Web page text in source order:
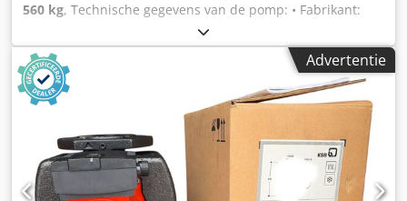
560 kg, Technische gegevens van de pomp: • Fabrikant:
KSB Csdpfxsydv I Ds Am Aerf • Type: ETIC D 65 / 45-1 •
Capaciteit: Q = 45 m³/u • Opvoerhoogte: H = 182,19 m •
Bouwjaar: 2013 • Flensaansluitingen (visueel DN150 – zie
foto’s) • Robuuste, industriële constructie • Pomp
gedemonteerd uit industriële installatie Elektromotor: •
Fabrikant: Siemens • Vermogen: 37 kW • Voeding: 3-fasen •
Toerental: ca. 2950 tpm (50 Hz) • Industriële uitvoering,
koeling IC411 • Montage: IM B3 • Motor gemonteerd op
frame samen met de pomp Staat: • Technische staat:
Advertentie